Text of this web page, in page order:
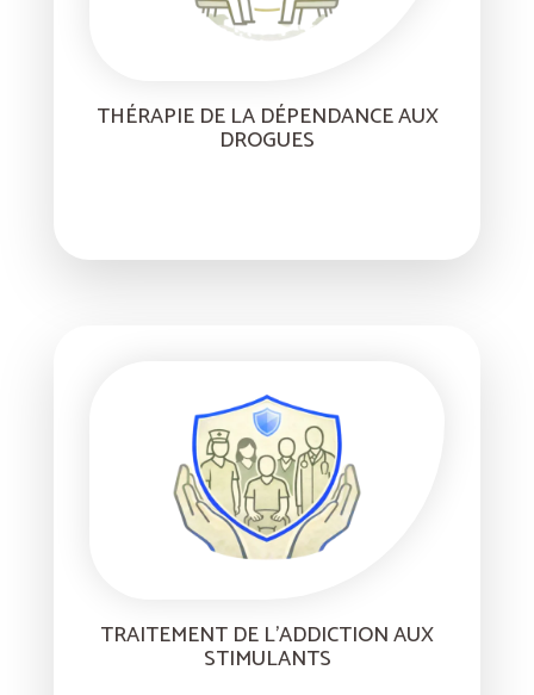
THÉRAPIE DE LA DÉPENDANCE AUX
DROGUES
TRAITEMENT DE L’ADDICTION AUX
STIMULANTS